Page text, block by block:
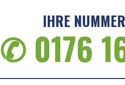
IHRE
✆ 0176